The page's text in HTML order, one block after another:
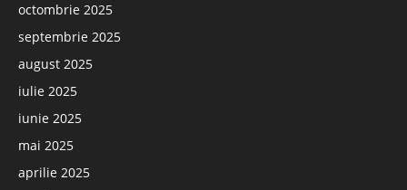
octombrie 2025
septembrie 2025
august 2025
iulie 2025
iunie 2025
mai 2025
aprilie 2025